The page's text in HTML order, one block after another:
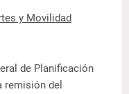
y Movilidad
de Planificación
remisión del